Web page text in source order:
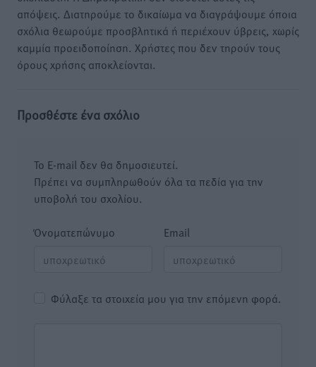
απόψεις. Διατηρούμε το δικαίωμα να διαγράψουμε όποια
σχόλια θεωρούμε προσβλητικά ή περιέχουν ύβρεις, χωρίς
καμμία προειδοποίηση. Χρήστες που δεν τηρούν τους
όρους χρήσης αποκλείονται.
Προσθέστε ένα σχόλιο
Το E-mail δεν θα δημοσιευτεί.
Πρέπει να συμπληρωθούν όλα τα πεδία για την
υποβολή του σχολίου.
Όνοματεπώνυμο Email
Φύλαξε τα στοιχεία μου για την επόμενη φορά.